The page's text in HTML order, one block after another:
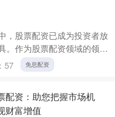
，股票配资已成为投资者放
。作为股票配资领域的领军
资金充足的配资服务，让您
57 免息配资
配资：助您把握市场机
财富增值